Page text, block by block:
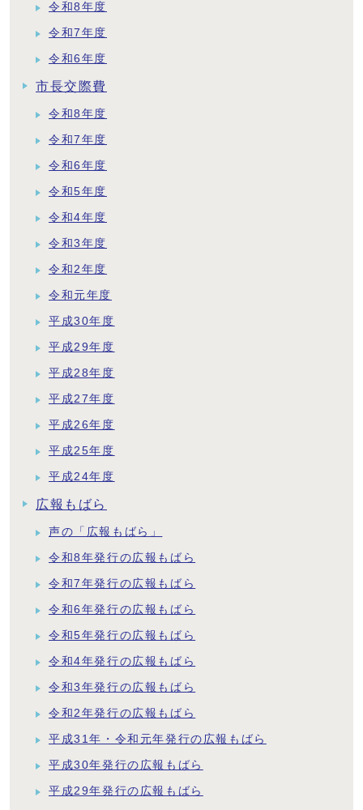
令和8年度
令和7年度
令和6年度
市長交際費
令和8年度
令和7年度
令和6年度
令和5年度
令和4年度
令和3年度
令和2年度
令和元年度
平成30年度
平成29年度
平成28年度
平成27年度
平成26年度
平成25年度
平成24年度
広報もばら
声の「広報もばら」
令和8年発行の広報もばら
令和7年発行の広報もばら
令和6年発行の広報もばら
令和5年発行の広報もばら
令和4年発行の広報もばら
令和3年発行の広報もばら
令和2年発行の広報もばら
平成31年・令和元年発行の広報もばら
平成30年発行の広報もばら
平成29年発行の広報もばら